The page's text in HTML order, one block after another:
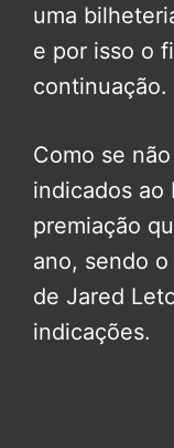
uma
e por isso o
continuação.
Como se
indicados ao
premiação
ano, sendo
de Jared
indicações.